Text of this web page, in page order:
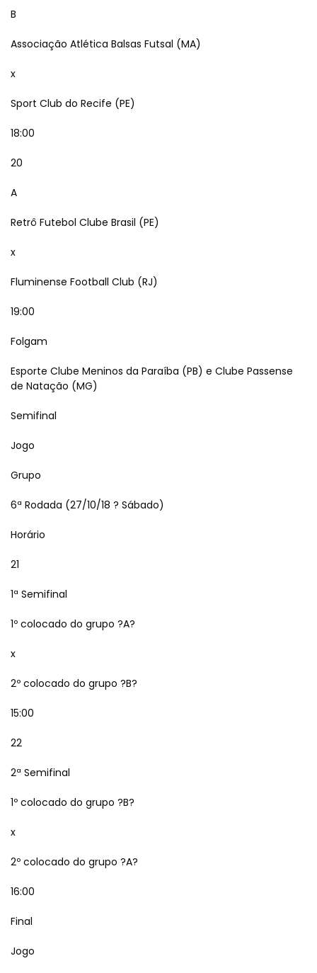
B
Associação Atlética Balsas Futsal (MA)
x
Sport Club do Recife (PE)
18:00
20
A
Retrô Futebol Clube Brasil (PE)
x
Fluminense Football Club (RJ)
19:00
Folgam
Esporte Clube Meninos da Paraíba (PB) e Clube Passense
de Natação (MG)
Semifinal
Jogo
Grupo
6ª Rodada (27/10/18 ? Sábado)
Horário
21
1ª Semifinal
1º colocado do grupo ?A?
x
2º colocado do grupo ?B?
15:00
22
2ª Semifinal
1º colocado do grupo ?B?
x
2º colocado do grupo ?A?
16:00
Final
Jogo